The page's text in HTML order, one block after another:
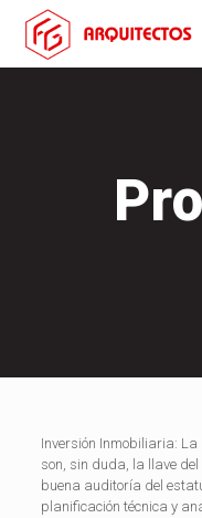
Inversión Inmobiliaria:
son, sin duda, la llave del
buena auditoría del
planificación técnica y